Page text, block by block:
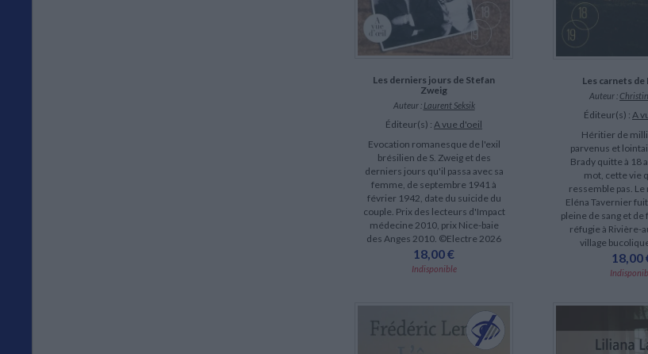
Les derniers jours de Stefan
Zweig
Auteur : Laurent Seksik
Éditeur(s) : A vue d'oeil
Evocation romanesque de l'exil
brésilien de S. Zweig et des
derniers jours qu'il passa avec sa
femme, de septembre 1941 à
février 1942, date du suicide du
couple. Prix des lecteurs d'Impact
médecine 2010, prix Nice-baie
des Anges 2010. ©Electre 2026
18,00 €
Indisponible
Les carnets de
Auteur :
Éditeur(s) : A
Héritier de
parvenus et
Brady quitte à 18
mot, cette vie
ressemble pas.
Eléna Tavernier
pleine de sang et de
réfugie à Rivière-
village
18,00